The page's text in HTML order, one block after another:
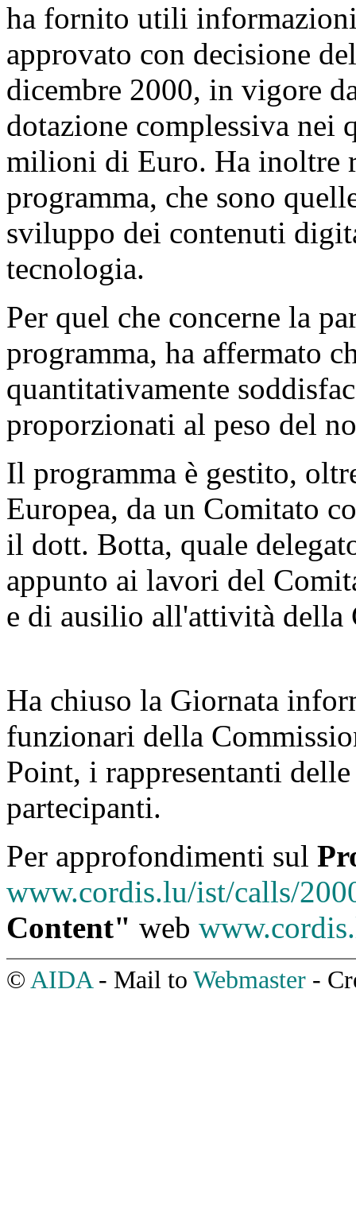
ha fornito utili
approvato con decisione
dicembre 2000, in vigore
dotazione complessiva nei
milioni di Euro. Ha inoltre
programma, che sono
sviluppo dei contenuti
tecnologia.
Per quel che concerne la
programma, ha affermato
quantitativamente
proporzionati al peso del
Il programma è gestito,
Europea, da un Comitato
il dott. Botta, quale
appunto ai lavori del
e di ausilio all'attività della
Ha chiuso la Giornata
funzionari della
Point, i rappresentanti
partecipanti.
Per approfondimenti sul
www.cordis.lu/ist/calls/
Content" web
© AIDA- Mail to Webmaster -